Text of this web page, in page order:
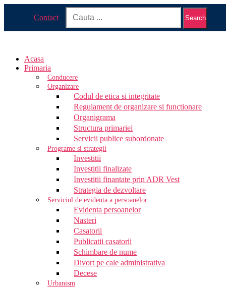
Contact Search
Acasa
Primaria
Conducere
Organizare
Codul de etica si integritate
Regulament de organizare si functionare
Organigrama
Structura primariei
Servicii publice subordonate
Programe si strategii
Investitii
Investitii finalizate
Investitii finantate prin ADR Vest
Strategia de dezvoltare
Serviciul de evidenta a persoanelor
Evidenta persoanelor
Nasteri
Casatorii
Publicatii casatorii
Schimbare de nume
Divort pe cale administrativa
Decese
Urbanism